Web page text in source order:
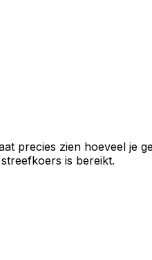
precies zien hoeveel je
is bereikt.